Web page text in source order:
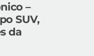
–
SUV,
da